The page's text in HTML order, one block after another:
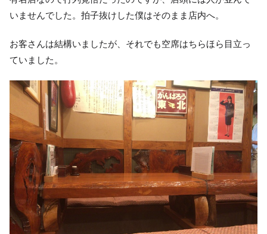
いませんでした。拍子抜けした僕はそのまま店内へ。
お客さんは結構いましたが、それでも空席はちらほら目立っ
ていました。